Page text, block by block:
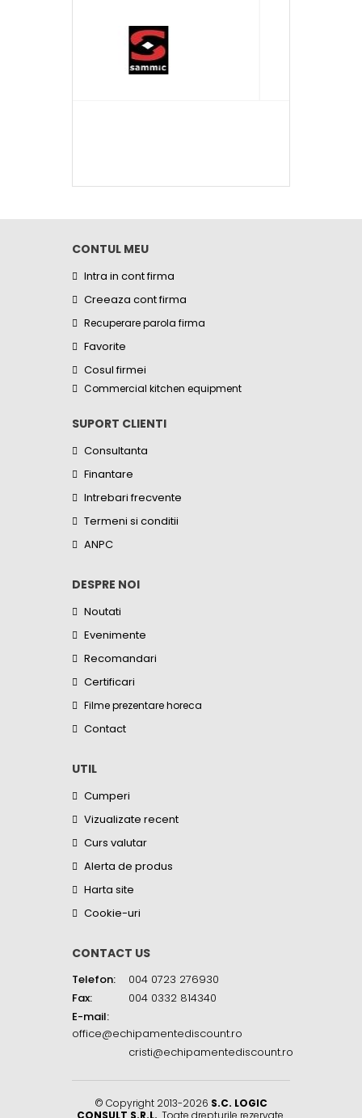
CONTUL MEU
Intra in cont firma
Creeaza cont firma
Recuperare parola firma
Favorite
Cosul firmei
Commercial kitchen equipment
SUPORT CLIENTI
Consultanta
Finantare
Intrebari frecvente
Termeni si conditii
ANPC
DESPRE NOI
Noutati
Evenimente
Recomandari
Certificari
Filme prezentare horeca
Contact
UTIL
Cumperi
Vizualizate recent
Curs valutar
Alerta de produs
Harta site
Cookie-uri
CONTACT US
Telefon:
004 0723 276930
Fax:
004 0332 814340
E-mail:
office@echipamentediscount.ro
cristi@echipamentediscount.ro
© Copyright 2013-2026 S.C. LOGIC
CONSULT S.R.L. . Toate drepturile rezervate.